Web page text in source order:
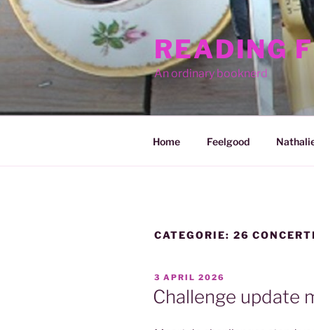
Ga
naar
inhoud
READING
An ordinary booknerd
Home Feelgood
CATEGORIE: 26
GEPLAATST
OP
3 APRIL 2026
Challenge update